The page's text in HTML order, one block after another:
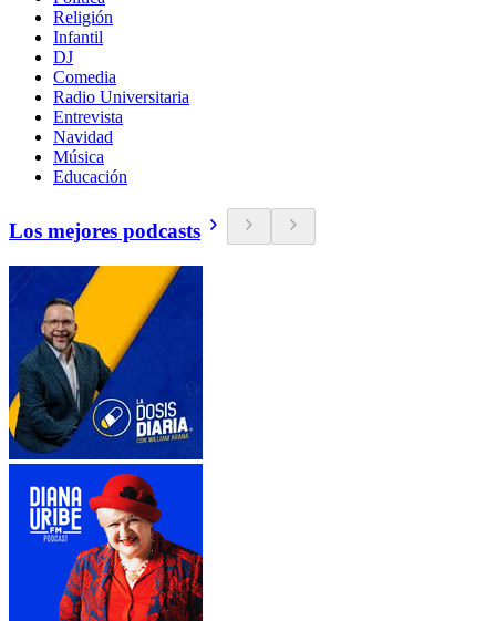
Religión
Infantil
DJ
Comedia
Radio Universitaria
Entrevista
Navidad
Música
Educación
Los mejores podcasts